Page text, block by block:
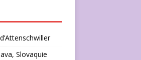
Slovaquie